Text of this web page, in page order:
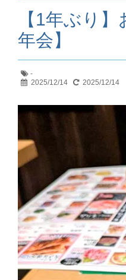
【1年ぶり
年会】
-
2025/12/14
2025/12/14